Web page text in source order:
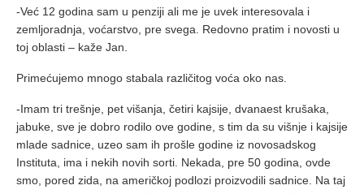
-Već 12 godina sam u penziji ali me je uvek interesovala i
zemljoradnja, voćarstvo, pre svega. Redovno pratim i novosti u
toj oblasti – kaže Jan.
Primećujemo mnogo stabala različitog voća oko nas.
-Imam tri trešnje, pet višanja, četiri kajsije, dvanaest krušaka,
jabuke, sve je dobro rodilo ove godine, s tim da su višnje i kajsije
mlade sadnice, uzeo sam ih prošle godine iz novosadskog
Instituta, ima i nekih novih sorti. Nekada, pre 50 godina, ovde
smo, pored zida, na američkoj podlozi proizvodili sadnice. Na taj